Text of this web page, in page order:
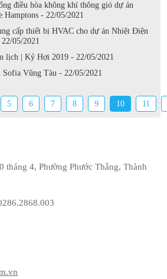
điều hòa không khí thông gió dự án
- 22/05/2021
cấp thiết bị HVAC cho dự án Nhiệt Điện
05/2021
lịch | Kỷ Hợi 2019 - 22/05/2021
Sofia Vũng Tàu - 22/05/2021
5 6 7 8 9 10 11
tháng 4, Phường Phước Thắng, Thành